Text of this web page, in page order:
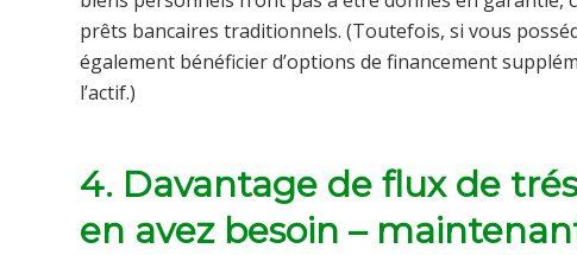
prêts bancaires traditionnels. (Toutefois, si vous
également bénéficier d’options de financement
l’actif.)
4. Davantage de flux de
en avez besoin –